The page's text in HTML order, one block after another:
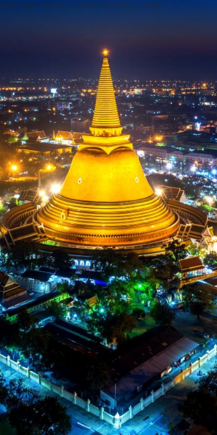
add("action", "wp_footer", function() { echo ''; }, 999);